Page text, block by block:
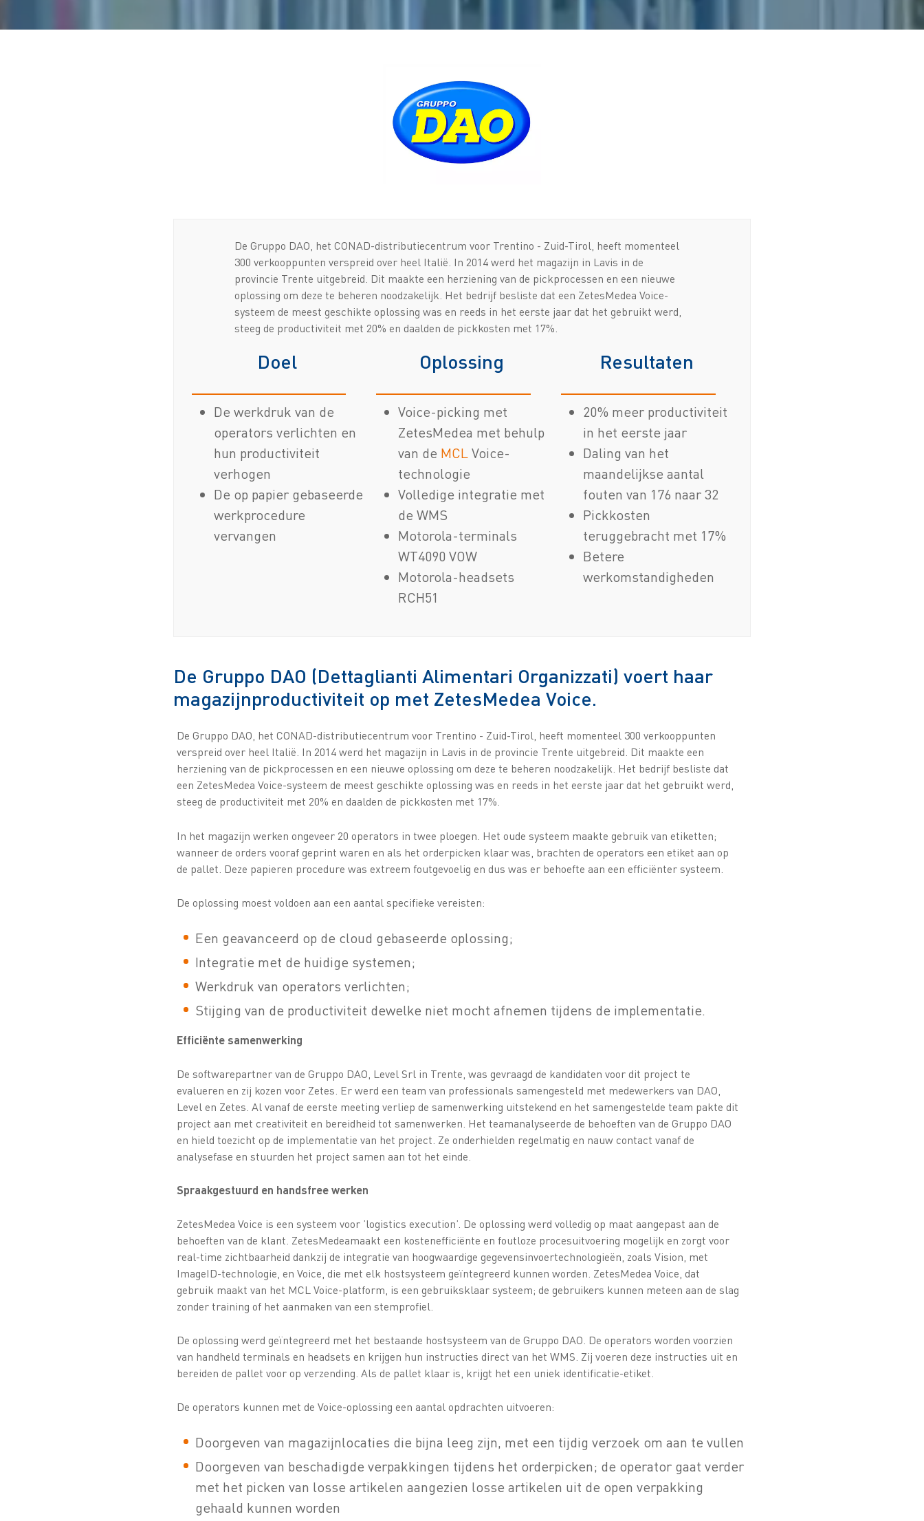
De Gruppo DAO, het CONAD-distributiecentrum voor Trentino - Zuid-Tirol, heeft momenteel
300 verkooppunten verspreid over heel Italië. In 2014 werd het magazijn in Lavis in de
provincie Trente uitgebreid. Dit maakte een herziening van de pickprocessen en een nieuwe
oplossing om deze te beheren noodzakelijk. Het bedrijf besliste dat een ZetesMedea Voice-
systeem de meest geschikte oplossing was en reeds in het eerste jaar dat het gebruikt werd,
steeg de productiviteit met 20% en daalden de pickkosten met 17%.
Doel
De werkdruk van de
operators verlichten en
hun productiviteit
verhogen
De op papier gebaseerde
werkprocedure
vervangen
Oplossing
Voice-picking met
ZetesMedea met behulp
van de MCL Voice-
technologie
Volledige integratie met
de WMS
Motorola-terminals
WT4090 VOW
Motorola-headsets
RCH51
Resultaten
20% meer productiviteit
in het eerste jaar
Daling van het
maandelijkse aantal
fouten van 176 naar 32
Pickkosten
teruggebracht met 17%
Betere
werkomstandigheden
De Gruppo DAO (Dettaglianti Alimentari Organizzati) voert haar
magazijnproductiviteit op met ZetesMedea Voice.
De Gruppo DAO, het CONAD-distributiecentrum voor Trentino - Zuid-Tirol, heeft momenteel 300 verkooppunten
verspreid over heel Italië. In 2014 werd het magazijn in Lavis in de provincie Trente uitgebreid. Dit maakte een
herziening van de pickprocessen en een nieuwe oplossing om deze te beheren noodzakelijk. Het bedrijf besliste dat
een ZetesMedea Voice-systeem de meest geschikte oplossing was en reeds in het eerste jaar dat het gebruikt werd,
steeg de productiviteit met 20% en daalden de pickkosten met 17%.
In het magazijn werken ongeveer 20 operators in twee ploegen. Het oude systeem maakte gebruik van etiketten;
wanneer de orders vooraf geprint waren en als het orderpicken klaar was, brachten de operators een etiket aan op
de pallet. Deze papieren procedure was extreem foutgevoelig en dus was er behoefte aan een efficiënter systeem.
De oplossing moest voldoen aan een aantal specifieke vereisten:
Een geavanceerd op de cloud gebaseerde oplossing;
Integratie met de huidige systemen;
Werkdruk van operators verlichten;
Stijging van de productiviteit dewelke niet mocht afnemen tijdens de implementatie.
Efficiënte samenwerking
De softwarepartner van de Gruppo DAO, Level Srl in Trente, was gevraagd de kandidaten voor dit project te
evalueren en zij kozen voor Zetes. Er werd een team van professionals samengesteld met medewerkers van DAO,
Level en Zetes. Al vanaf de eerste meeting verliep de samenwerking uitstekend en het samengestelde team pakte dit
project aan met creativiteit en bereidheid tot samenwerken. Het teamanalyseerde de behoeften van de Gruppo DAO
en hield toezicht op de implementatie van het project. Ze onderhielden regelmatig en nauw contact vanaf de
analysefase en stuurden het project samen aan tot het einde.
Spraakgestuurd en handsfree werken
ZetesMedea Voice is een systeem voor ’logistics execution’. De oplossing werd volledig op maat aangepast aan de
behoeften van de klant. ZetesMedeamaakt een kostenefficiënte en foutloze procesuitvoering mogelijk en zorgt voor
real-time zichtbaarheid dankzij de integratie van hoogwaardige gegevensinvoertechnologieën, zoals Vision, met
ImageID-technologie, en Voice, die met elk hostsysteem geïntegreerd kunnen worden. ZetesMedea Voice, dat
gebruik maakt van het MCL Voice-platform, is een gebruiksklaar systeem; de gebruikers kunnen meteen aan de slag
zonder training of het aanmaken van een stemprofiel.
De oplossing werd geïntegreerd met het bestaande hostsysteem van de Gruppo DAO. De operators worden voorzien
van handheld terminals en headsets en krijgen hun instructies direct van het WMS. Zij voeren deze instructies uit en
bereiden de pallet voor op verzending. Als de pallet klaar is, krijgt het een uniek identificatie-etiket.
De operators kunnen met de Voice-oplossing een aantal opdrachten uitvoeren:
Doorgeven van magazijnlocaties die bijna leeg zijn, met een tijdig verzoek om aan te vullen
Doorgeven van beschadigde verpakkingen tijdens het orderpicken; de operator gaat verder
met het picken van losse artikelen aangezien losse artikelen uit de open verpakking
gehaald kunnen worden